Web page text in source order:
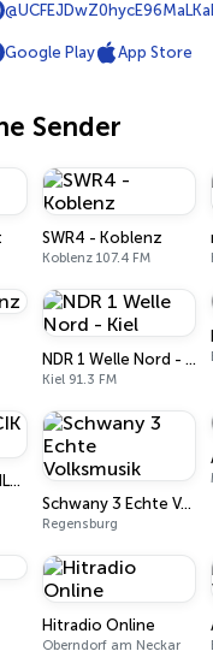
Google Play App Store
Sender
SWR4 - Koblenz
Koblenz 107.4 FM
NDR 1 Welle Nord - Kiel
Kiel 91.3 FM
RADIO BERCIK - SILESIA
Schwany 3 Echte Volksmusik
Regensburg
Hitradio Online
Oberndorf am Neckar